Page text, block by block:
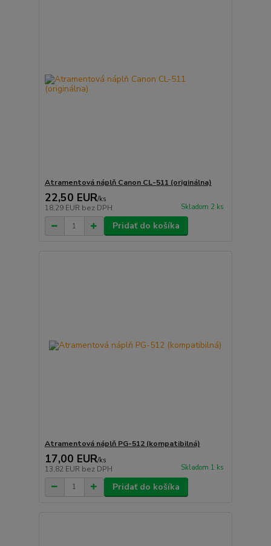
Atramentová náplň Canon CL-511 (originálna)
22,50 EUR/ks
18,29 EUR bez DPH Skladom 2 ks
Pridať do košíka
Atramentová náplň PG-512 (kompatibilná)
17,00 EUR/ks
13,82 EUR bez DPH Skladom 1 ks
Pridať do košíka